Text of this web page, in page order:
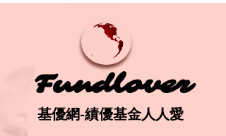
Fundlover
Fundlover
基優網-績優基金人人愛
基優網-績優基金人人愛